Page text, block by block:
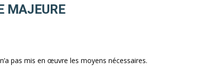
MAJEURE
pas mis en œuvre les moyens nécessaires.